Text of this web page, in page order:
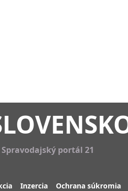
Spravodajský portál 21
Inzercia
Ochrana súkromia